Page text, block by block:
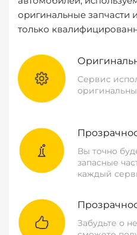
оригинальные запчасти
только
Сервис
Вы точно
запасные
каждый
Забудьте о